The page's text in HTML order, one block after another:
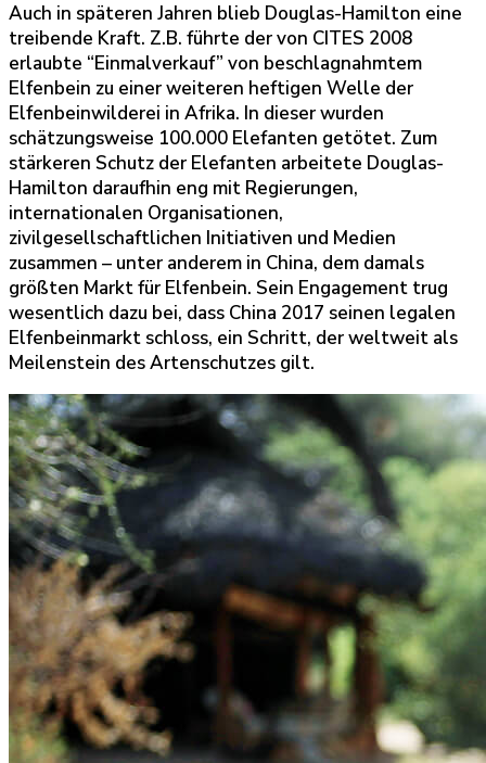
Auch in späteren Jahren blieb Douglas-Hamilton eine
treibende Kraft. Z.B. führte der von CITES 2008
erlaubte “Einmalverkauf” von beschlagnahmtem
Elfenbein zu einer weiteren heftigen Welle der
Elfenbeinwilderei in Afrika. In dieser wurden
schätzungsweise 100.000 Elefanten getötet. Zum
stärkeren Schutz der Elefanten arbeitete Douglas-
Hamilton daraufhin eng mit Regierungen,
internationalen Organisationen,
zivilgesellschaftlichen Initiativen und Medien
zusammen – unter anderem in China, dem damals
größten Markt für Elfenbein. Sein Engagement trug
wesentlich dazu bei, dass China 2017 seinen legalen
Elfenbeinmarkt schloss, ein Schritt, der weltweit als
Meilenstein des Artenschutzes gilt.